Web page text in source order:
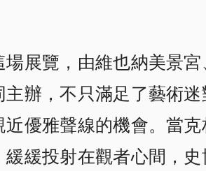
場展覽，由維也納美景
主辦，不只滿足了藝術
近優雅聲線的機會。當
緩緩投射在觀者心間，